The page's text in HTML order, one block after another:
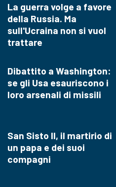
La guerra volge a favore
della Russia. Ma
sull'Ucraina non si vuol
trattare
Dibattito a Washington:
se gli Usa esauriscono i
loro arsenali di missili
San Sisto II, il martirio di
un papa e dei suoi
compagni